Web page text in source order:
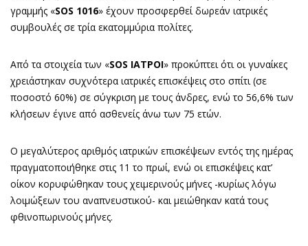
γραμμής «SOS 1016» έχουν προσφερθεί δωρεάν ιατρικές
συμβουλές σε τρία εκατομμύρια πολίτες.
Από τα στοιχεία των «SOS ΙΑΤΡΟΙ» προκύπτει ότι οι γυναίκες
χρειάστηκαν συχνότερα ιατρικές επισκέψεις στο σπίτι (σε
ποσοστό 60%) σε σύγκριση με τους άνδρες, ενώ το 56,6% των
κλήσεων έγινε από ασθενείς άνω των 75 ετών.
Ο μεγαλύτερος αριθμός ιατρικών επισκέψεων εντός της ημέρας
πραγματοποιήθηκε στις 11 το πρωί, ενώ οι επισκέψεις κατ’
οίκον κορυφώθηκαν τους χειμερινούς μήνες -κυρίως λόγω
λοιμώξεων του αναπνευστικού- και μειώθηκαν κατά τους
φθινοπωρινούς μήνες.